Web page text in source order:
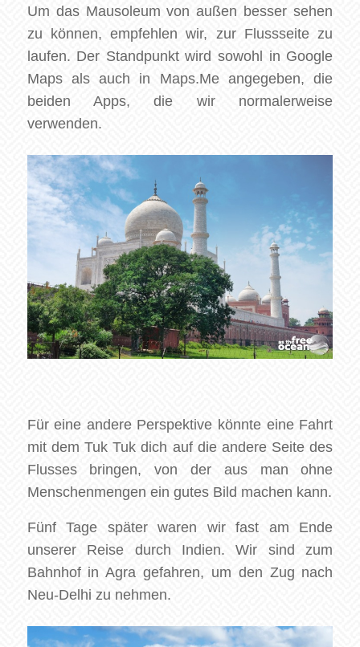
Um das Mausoleum von außen besser sehen
zu können, empfehlen wir, zur Flussseite zu
laufen. Der Standpunkt wird sowohl in Google
Maps als auch in Maps.Me angegeben, die
beiden Apps, die wir normalerweise
verwenden.
Für eine andere Perspektive könnte eine Fahrt
mit dem Tuk Tuk dich auf die andere Seite des
Flusses bringen, von der aus man ohne
Menschenmengen ein gutes Bild machen kann.
Fünf Tage später waren wir fast am Ende
unserer Reise durch Indien. Wir sind zum
Bahnhof in Agra gefahren, um den Zug nach
Neu-Delhi zu nehmen.